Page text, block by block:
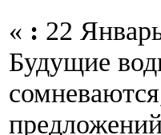
« : 22
Будущие